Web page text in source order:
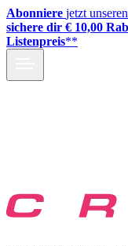
Abonniere jetzt
sichere dir € 10,00
Listenpreis**